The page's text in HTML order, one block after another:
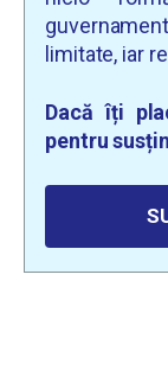
limitate, iar
Dacă îți
pentru